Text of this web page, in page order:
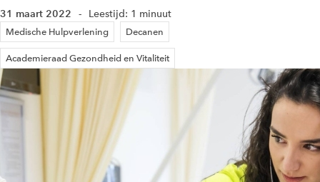
31 maart 2022 Leestijd: 1 minuut
Medische Hulpverlening Decanen
Academieraad Gezondheid en Vitaliteit